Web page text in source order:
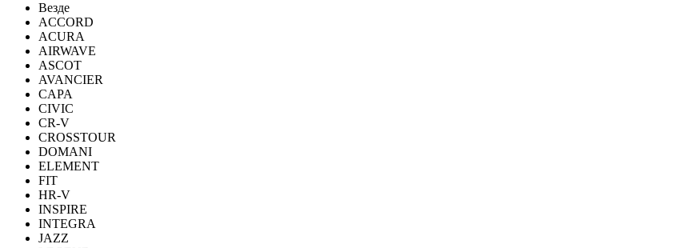
Везде
ACCORD
ACURA
AIRWAVE
ASCOT
AVANCIER
CAPA
CIVIC
CR-V
CROSSTOUR
DOMANI
ELEMENT
FIT
HR-V
INSPIRE
INTEGRA
JAZZ